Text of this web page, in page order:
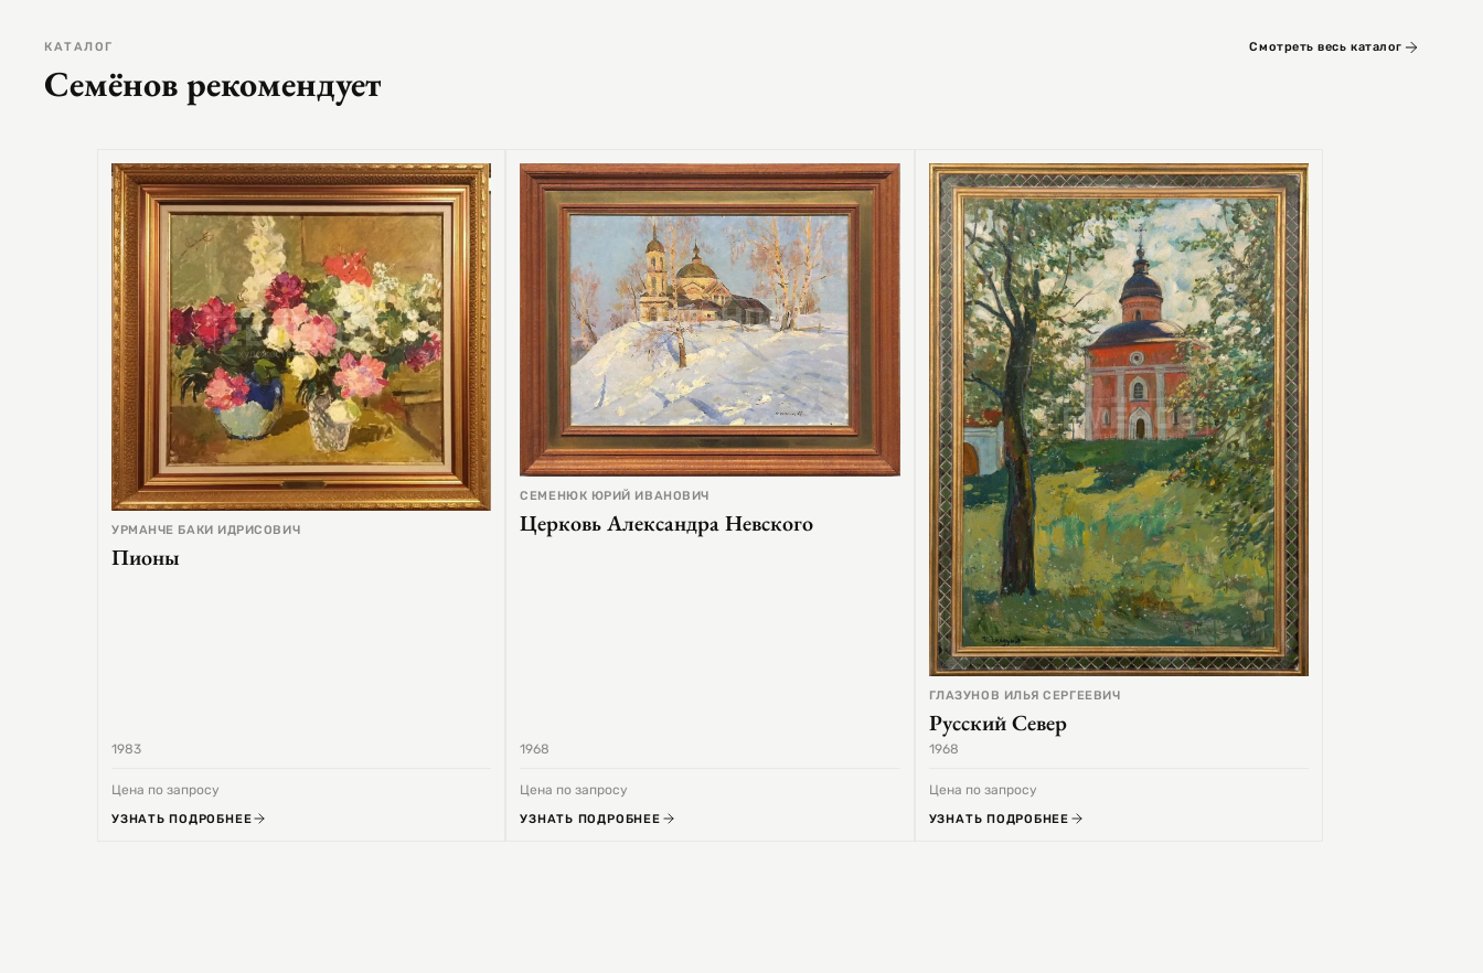
КАТАЛОГ
Семёнов рекомендует
Смотреть весь каталог
УРМАНЧЕ БАКИ ИДРИСОВИЧ
Пионы
1983
Цена по запросу
УЗНАТЬ ПОДРОБНЕЕ
СЕМЕНЮК ЮРИЙ ИВАНОВИЧ
Церковь Александра Невского
1968
Цена по запросу
УЗНАТЬ ПОДРОБНЕЕ
ГЛАЗУНОВ ИЛЬЯ СЕРГЕЕВИЧ
Русский Север
1968
Цена по запросу
УЗНАТЬ ПОДРОБНЕЕ